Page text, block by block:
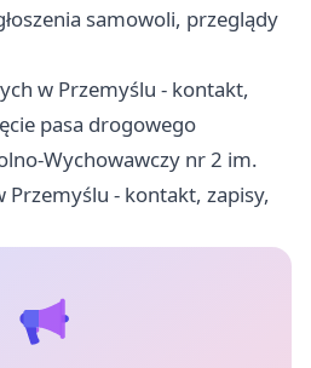
samowoli, przeglądy
w Przemyślu - kontakt,
pasa drogowego
Wychowawczy nr 2 im.
Przemyślu - kontakt, zapisy,